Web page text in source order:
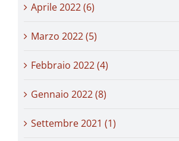
Aprile 2022 (6)
Marzo 2022 (5)
Febbraio 2022 (4)
Gennaio 2022 (8)
Settembre 2021 (1)